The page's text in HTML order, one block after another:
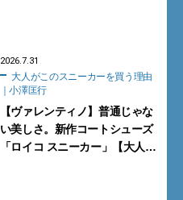
2026.7.31
｜小澤匡行
【ヴァレンティノ】普通じゃな
い美しさ。新作コートシューズ
「ロイコ スニーカー」【大人が